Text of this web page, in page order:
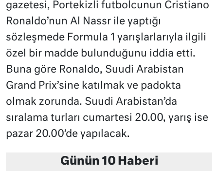
gazetesi, Portekizli futbolcunun Cristiano
Ronaldo’nun Al Nassr ile yaptığı
sözleşmede Formula 1 yarışlarlarıyla ilgili
özel bir madde bulunduğunu iddia etti.
Buna göre Ronaldo, Suudi Arabistan
Grand Prix’sine katılmak ve padokta
olmak zorunda. Suudi Arabistan’da
sıralama turları cumartesi 20.00, yarış ise
pazar 20.00’de yapılacak.
Günün 10 Haberi